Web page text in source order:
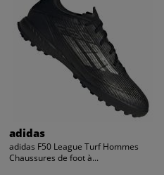
adidas
adidas F50 League Turf Hommes
Chaussures de foot à...